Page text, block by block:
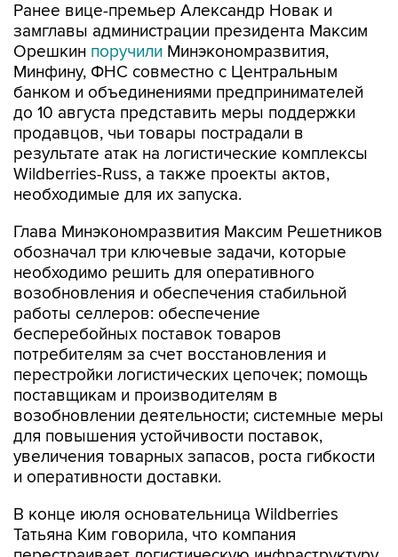
Ранее вице-премьер Александр Новак и
замглавы администрации президента Максим
Орешкин поручили Минэкономразвития,
Минфину, ФНС совместно с Центральным
банком и объединениями предпринимателей
до 10 августа представить меры поддержки
продавцов, чьи товары пострадали в
результате атак на логистические комплексы
Wildberries-Russ, а также проекты актов,
необходимые для их запуска.
Глава Минэкономразвития Максим Решетников
обозначал три ключевые задачи, которые
необходимо решить для оперативного
возобновления и обеспечения стабильной
работы селлеров: обеспечение
бесперебойных поставок товаров
потребителям за счет восстановления и
перестройки логистических цепочек; помощь
поставщикам и производителям в
возобновлении деятельности; системные меры
для повышения устойчивости поставок,
увеличения товарных запасов, роста гибкости
и оперативности доставки.
В конце июля основательница Wildberries
Татьяна Ким говорила, что компания